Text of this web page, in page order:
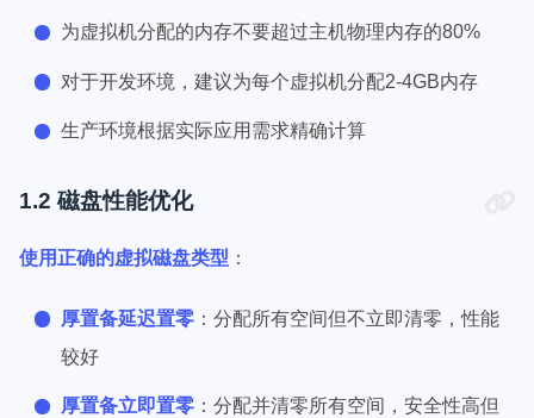
为虚拟机分配的内存不要超过主机物理内存的80%
对于开发环境，建议为每个虚拟机分配2-4GB内存
生产环境根据实际应用需求精确计算
1.2 磁盘性能优化
使用正确的虚拟磁盘类型 ：
厚置备延迟置零 ：分配所有空间但不立即清零，性能
较好
厚置备立即置零 ：分配并清零所有空间，安全性高但